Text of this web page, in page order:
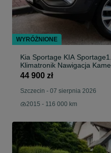
Kia Sportage KIA
Klimatronik Nawigacja
44 900 zł
Szczecin - 07 sierpnia 2026
2015 - 116 000 km
WYRÓŻNIONE